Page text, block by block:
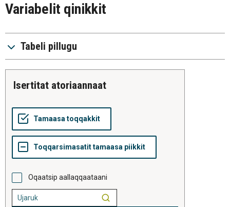
Variabelit qinikkit
Tabeli pillugu
isertitat atoriaannaat
Oqaatsip aallaqqaataani